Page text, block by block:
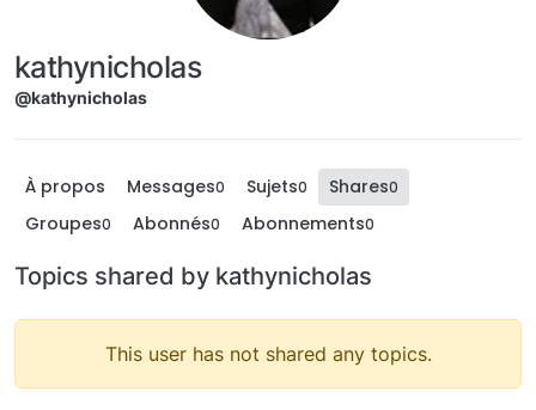
kathynicholas
@kathynicholas
À propos Messages0 Sujets0 Shares0
Groupes0 Abonnés0 Abonnements0
Topics shared by kathynicholas
This user has not shared any topics.